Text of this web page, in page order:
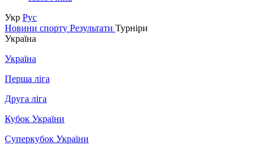
Укр Рус
Новини спорту Результати Турніри
Україна
Україна
Перша ліга
Друга ліга
Кубок України
Суперкубок України